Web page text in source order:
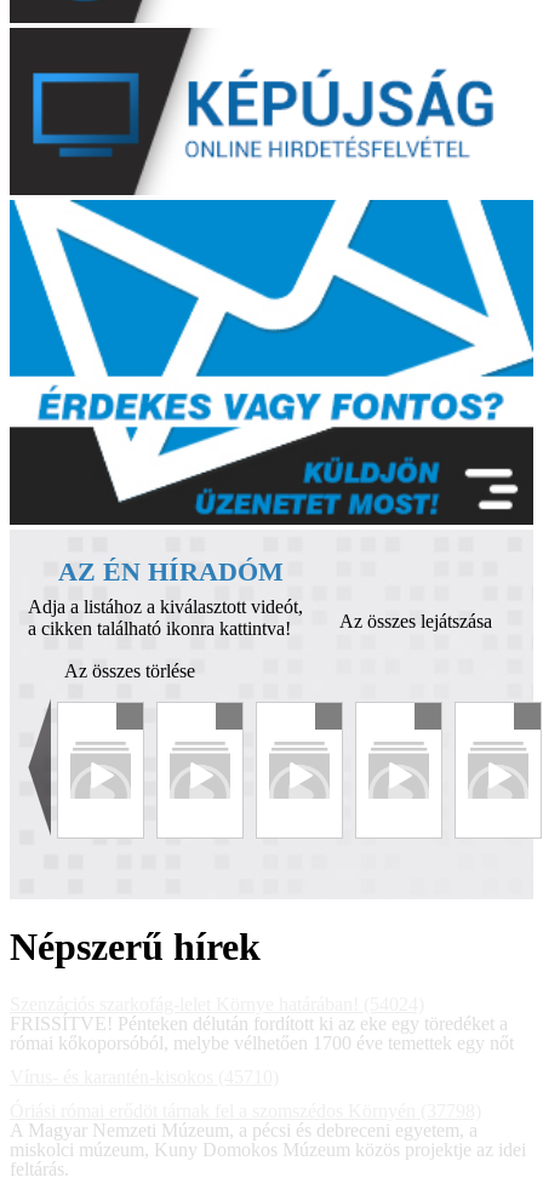
AZ ÉN HÍRADÓM
Adja a listához a kiválasztott videót,
a cikken található ikonra kattintva!
Az összes lejátszása
Az összes törlése
Népszerű hírek
FRISSÍTVE! Pénteken délután fordított ki az eke egy töredéket a
római kőkoporsóból, melybe vélhetően 1700 éve temettek egy nőt
A Magyar Nemzeti Múzeum, a pécsi és debreceni egyetem, a
miskolci múzeum, Kuny Domokos Múzeum közös projektje az idei
feltárás.